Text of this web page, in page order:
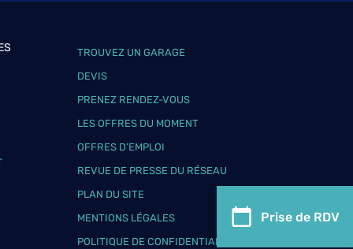
Prise de RDV
TROUVEZ UN GARAGE
DEVIS
PRENEZ RENDEZ-VOUS
LES OFFRES DU MOMENT
OFFRES D’EMPLOI
REVUE DE PRESSE DU RÉSEAU
PLAN DU SITE
MENTIONS LÉGALES
POLITIQUE DE CONFIDENTIALITÉ